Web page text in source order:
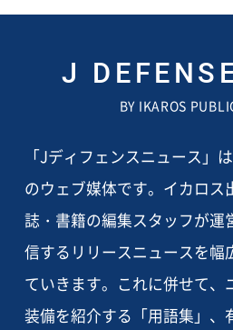
J
BY IKAROS
「Jディフェンスニュース」
のウェブ媒体です。イカロス
誌・書籍の編集スタッフが運
信するリリースニュースを幅
ていきます。これに併せて、
装備を紹介する「用語集」、